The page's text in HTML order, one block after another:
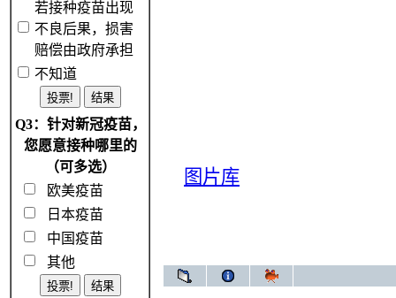
若接种疫苗出现
不良后果，损害
赔偿由政府承担
不知道
Q3：针对新冠疫苗，
您愿意接种哪里的
（可多选）
欧美疫苗
日本疫苗
中国疫苗
其他
图片库